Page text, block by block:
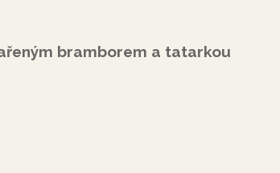
bramborem a tatarkou